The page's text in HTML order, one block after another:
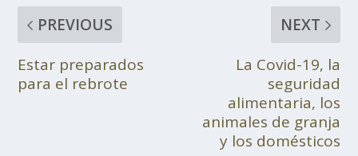
PREVIOUS
Estar preparados
para el rebrote
NEXT
La Covid-19, la
seguridad
alimentaria, los
animales de granja
y los domésticos